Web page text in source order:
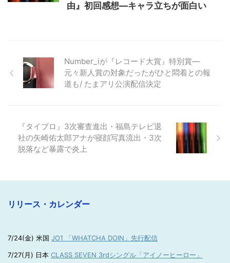
由』初回感想―キャラ立ちが面白い
Number_iが『レコード大賞』特別賞―
元々新人賞の対象だったがひと悶着との報
道も/ たまアリ公演配信決定
『タイプロ』3次審査進出・福島テレビ退
社の矢崎佑太郎アナが寝顔写真流出・3次
脱落など暴露で炎上
リリース・カレンダー
7/24(金) 米国 JO1 「WHATCHA DOIN」先行配信
7/27(月) 日本 CLASS SEVEN 3rdシングル「アイノーヒーロー」